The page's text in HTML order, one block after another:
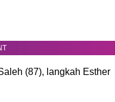
(87), langkah Esther